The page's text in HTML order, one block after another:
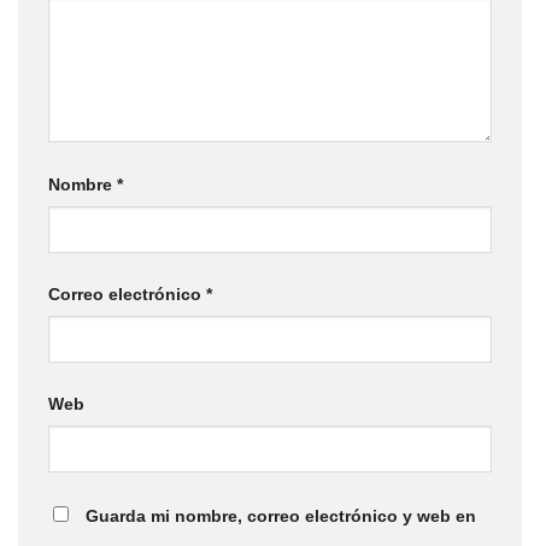
Nombre *
Correo electrónico *
Web
Guarda mi nombre, correo electrónico y web en